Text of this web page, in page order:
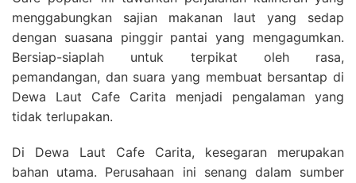
menggabungkan sajian makanan laut yang sedap
dengan suasana pinggir pantai yang mengagumkan.
Bersiap-siaplah untuk terpikat oleh rasa,
pemandangan, dan suara yang membuat bersantap di
Dewa Laut Cafe Carita menjadi pengalaman yang
tidak terlupakan.
Di Dewa Laut Cafe Carita, kesegaran merupakan
bahan utama. Perusahaan ini senang dalam sumber